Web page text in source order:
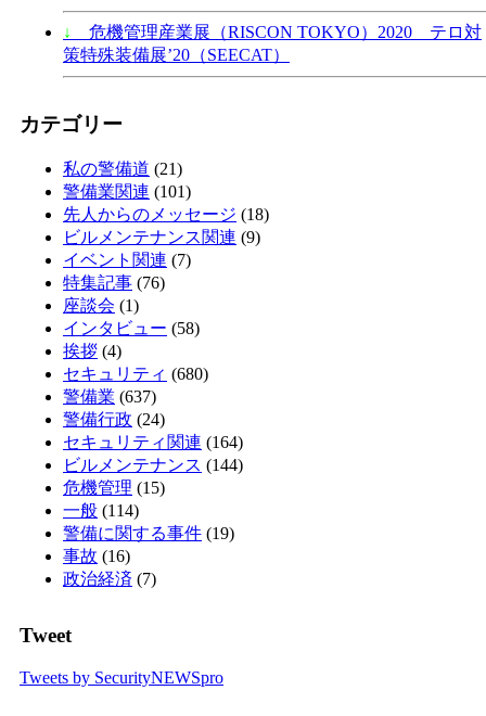
↓
危機管理産業展（RISCON TOKYO）2020 テロ対
策特殊装備展’20（SEECAT）
カテゴリー
私の警備道 (21)
警備業関連 (101)
先人からのメッセージ (18)
ビルメンテナンス関連 (9)
イベント関連 (7)
特集記事 (76)
座談会 (1)
インタビュー (58)
挨拶 (4)
セキュリティ (680)
警備業 (637)
警備行政 (24)
セキュリティ関連 (164)
ビルメンテナンス (144)
危機管理 (15)
一般 (114)
警備に関する事件 (19)
事故 (16)
政治経済 (7)
Tweet
Tweets by SecurityNEWSpro